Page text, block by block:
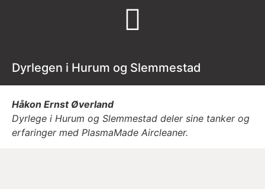
Dyrlegen i Hurum og Slemmestad
Håkon Ernst Øverland
Dyrlege i Hurum og Slemmestad deler sine tanker og
erfaringer med PlasmaMade Aircleaner.